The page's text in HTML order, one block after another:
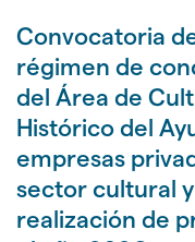
Convocatoria
régimen de
del Área de
Histórico del
empresas
sector cultural
realización de